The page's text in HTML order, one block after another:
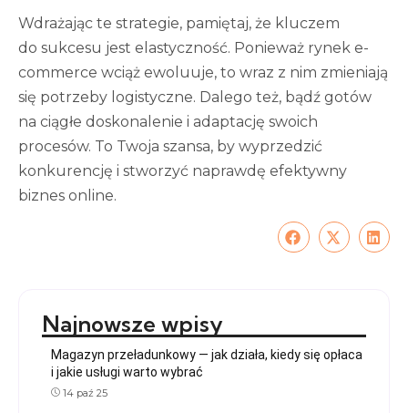
Wdrażając te strategie, pamiętaj, że kluczem
do sukcesu jest elastyczność. Ponieważ rynek e-
commerce wciąż ewoluuje, to wraz z nim zmieniają
się potrzeby logistyczne. Dalego też, bądź gotów
na ciągłe doskonalenie i adaptację swoich
procesów. To Twoja szansa, by wyprzedzić
konkurencję i stworzyć naprawdę efektywny
biznes online.
Najnowsze wpisy
Magazyn przeładunkowy — jak działa, kiedy się opłaca
i jakie usługi warto wybrać
14 paź 25